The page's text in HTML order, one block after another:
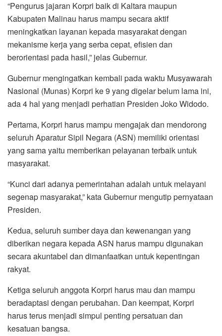
“Pengurus jajaran Korpri baik di Kaltara maupun
Kabupaten Malinau harus mampu secara aktif
meningkatkan layanan kepada masyarakat dengan
mekanisme kerja yang serba cepat, efisien dan
berorientasi pada hasil,” jelas Gubernur.
Gubernur mengingatkan kembali pada waktu Musyawarah
Nasional (Munas) Korpri ke 9 yang digelar belum lama ini,
ada 4 hal yang menjadi perhatian Presiden Joko Widodo.
Pertama, Korpri harus mampu mengajak dan mendorong
seluruh Aparatur Sipil Negara (ASN) memiliki orientasi
yang sama yaitu memberikan pelayanan terbaik untuk
masyarakat.
“Kunci dari adanya pemerintahan adalah untuk melayani
segenap masyarakat,” kata Gubernur mengutip pernyataan
Presiden.
Kedua, seluruh sumber daya dan kewenangan yang
diberikan negara kepada ASN harus mampu digunakan
secara akuntabel dan dimanfaatkan untuk kepentingan
rakyat.
Ketiga seluruh anggota Korpri harus mau dan mampu
beradaptasi dengan perubahan. Dan keempat, Korpri
harus terus menjadi simpul penting persatuan dan
kesatuan bangsa.